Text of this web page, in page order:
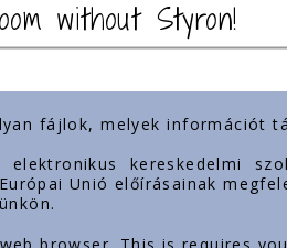
without Styron!
Naša prisutnost
fájlok, melyek információt
kereskedelmi
Unió előírásainak